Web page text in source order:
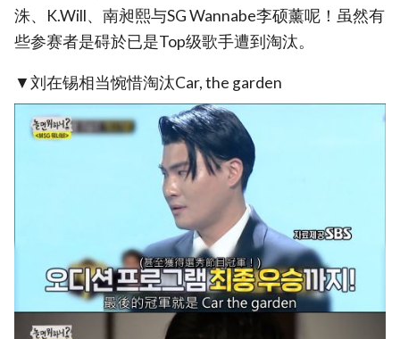
洙、K.Will、南昶熙与SG Wannabe李硕薰呢！虽然有
些参赛者是碍於已是Top级歌手遭到淘汰。
▼刘在锡相当惋惜淘汰Car, the garden